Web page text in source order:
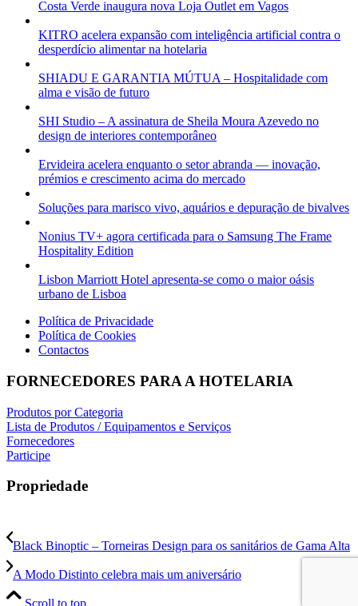
Costa Verde inaugura nova Loja Outlet em Vagos
KITRO acelera expansão com inteligência artificial contra o
desperdício alimentar na hotelaria
SHIADU E GARANTIA MÚTUA – Hospitalidade com
alma e visão de futuro
SHI Studio – A assinatura de Sheila Moura Azevedo no
design de interiores contemporâneo
Ervideira acelera enquanto o setor abranda — inovação,
prémios e crescimento acima do mercado
Soluções para marisco vivo, aquários e depuração de bivalves
Nonius TV+ agora certificada para o Samsung The Frame
Hospitality Edition
Lisbon Marriott Hotel apresenta-se como o maior oásis
urbano de Lisboa
Política de Privacidade
Política de Cookies
Contactos
FORNECEDORES PARA A HOTELARIA
Produtos por Categoria
Lista de Produtos / Equipamentos e Serviços
Fornecedores
Participe
Propriedade
Black Binoptic – Torneiras Design para os sanitários de Gama Alta
A Modo Distinto celebra mais um aniversário